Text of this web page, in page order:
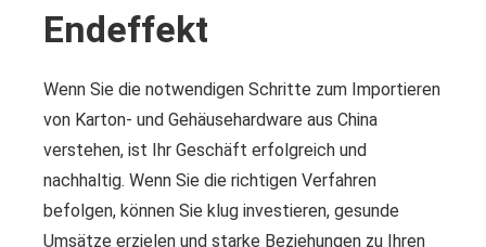
Endeffekt
Wenn Sie die notwendigen Schritte zum Importieren
von Karton- und Gehäusehardware aus China
verstehen, ist Ihr Geschäft erfolgreich und
nachhaltig. Wenn Sie die richtigen Verfahren
befolgen, können Sie klug investieren, gesunde
Umsätze erzielen und starke Beziehungen zu Ihren